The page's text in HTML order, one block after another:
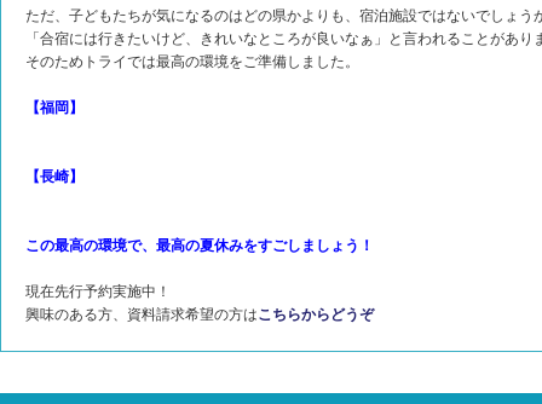
ただ、子どもたちが気になるのはどの県かよりも、宿泊施設ではないでしょう
「合宿には行きたいけど、きれいなところが良いなぁ」と言われることがあり
そのためトライでは最高の環境をご準備しました。
【福岡】
【長崎】
この最高の環境で、最高の夏休みをすごしましょう！
現在先行予約実施中！
興味のある方、資料請求希望の方はこちらからどうぞ